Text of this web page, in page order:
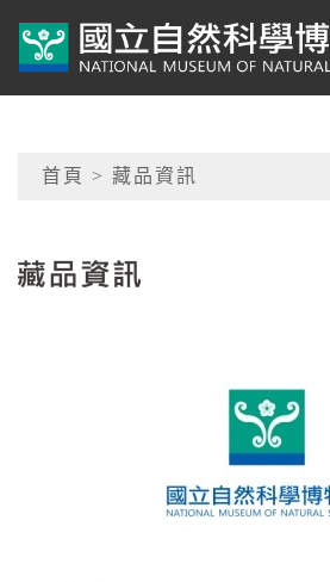
典藏網-國立
網頁導覽
首頁 > 藏品資訊